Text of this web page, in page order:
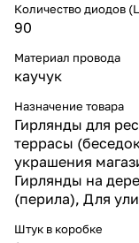
Количество диодов
90
Материал провода
каучук
Назначение товара
Гирлянды для
террасы
украшения
Гирлянды на
(перила), Для
Штук в коробке